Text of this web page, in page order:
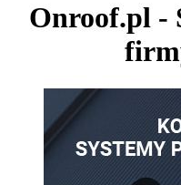
Onroof.pl -